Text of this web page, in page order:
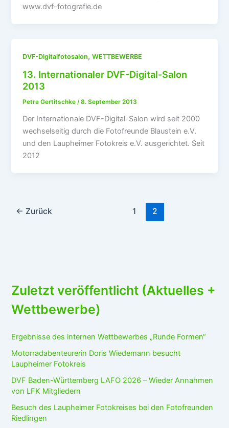
www.dvf-fotografie.de
DVF-Digitalfotosalon,WETTBEWERBE
13. Internationaler DVF-Digital-Salon
2013
Petra Gertitschke/8. September 2013
Der Internationale DVF-Digital-Salon wird seit 2000
wechselseitig durch die Fotofreunde Blaustein e.V.
und den Laupheimer Fotokreis e.V. ausgerichtet. Seit
2012
← Zurück 1 2
Zuletzt veröffentlicht (Aktuelles +
Wettbewerbe)
Ergebnisse des internen Wettbewerbes „Runde Formen“
Motorradabenteurerin Doris Wiedemann besucht
Laupheimer Fotokreis
DVF Baden-Württemberg LAFO 2026 – Wieder Annahmen
von LFK Mitgliedern
Besuch des Laupheimer Fotokreises bei den Fotofreunden
Riedlingen